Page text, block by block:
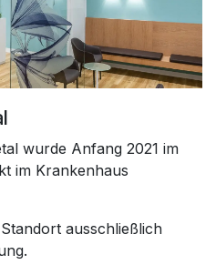
wurde Anfang 2021 im
im Krankenhaus
ausschließlich